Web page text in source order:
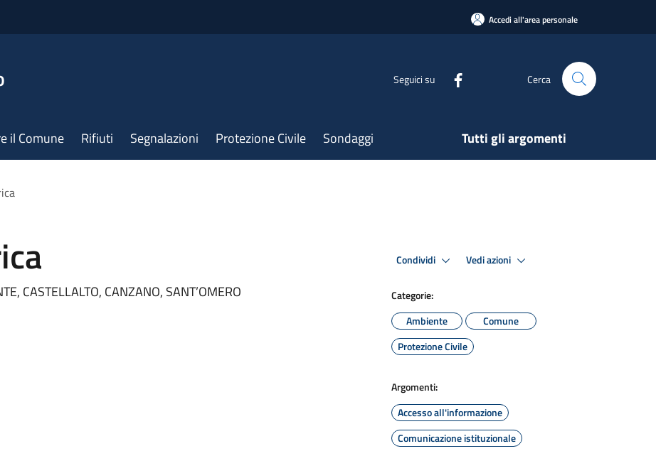
Accedi all'area personale
Seguici su Cerca
il Comune Rifiuti Segnalazioni Protezione Civile Sondaggi Tutti gli argomenti
CASTELLALTO, CANZANO, SANT’OMERO
Condividi Vedi azioni
Categorie:
Ambiente
Comune
Protezione Civile
Argomenti:
Accesso all'informazione
Comunicazione istituzionale